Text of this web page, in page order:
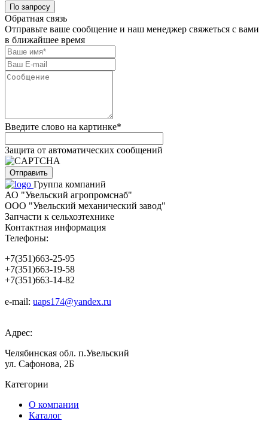
По запросу
Обратная связь
Отправьте ваше сообщение и наш менеджер свяжеться с вами
в ближайшее время
Введите слово на картинке*
Защита от автоматических сообщений
Группа компаний
АО "Увельский агропромснаб"
ООО "Увельский механический завод"
Запчасти к сельхозтехнике
Контактная информация
Телефоны:
+7(351)663-25-95
+7(351)663-19-58
+7(351)663-14-82
e-mail: uaps174@yandex.ru
Адрес:
Челябинская обл. п.Увельский
ул. Сафонова, 2Б
Категории
О компании
Каталог